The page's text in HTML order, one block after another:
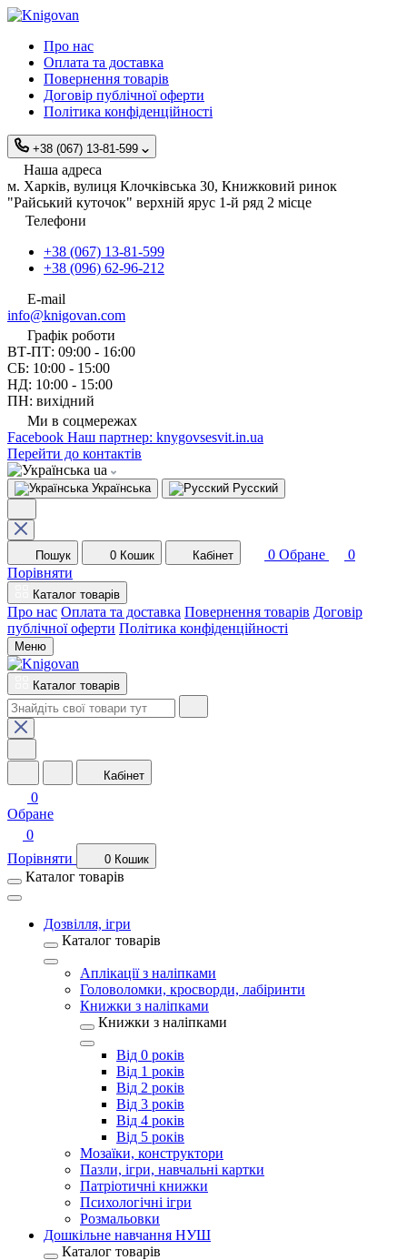
Про нас
Оплата та доставка
Повернення товарів
Договір публічної оферти
Політика конфіденційності
+38 (067) 13-81-599
Наша адреса
м. Харків, вулиця Клочківська 30, Книжковий ринок
"Райський куточок" верхній ярус 1-й ряд 2 місце
Телефони
+38 (067) 13-81-599
+38 (096) 62-96-212
E-mail
info@knigovan.com
Графік роботи
ВТ-ПТ: 09:00 - 16:00
СБ: 10:00 - 15:00
НД: 10:00 - 15:00
ПН: вихідний
Ми в соцмережах
Facebook Наш партнер: knygovsesvit.in.ua
Перейти до контактів
ua
Українська Русский
Пошук 0 Кошик Кабінет 0 Обране
0
Порівняти
Каталог товарів
Про нас Оплата та доставка Повернення товарів Договір
публічної оферти Політика конфіденційності
Меню
Каталог товарів
Кабінет
0
Обране
0
Порівняти
0 Кошик
Каталог товарів
Дозвілля, ігри
Каталог товарів
Аплікації з наліпками
Головоломки, кросворди, лабіринти
Книжки з наліпками
Книжки з наліпками
Від 0 років
Від 1 років
Від 2 років
Від 3 років
Від 4 років
Від 5 років
Мозаїки, конструктори
Пазли, ігри, навчальні картки
Патріотичні книжки
Психологічні ігри
Розмальовки
Дошкільне навчання НУШ
Каталог товарів